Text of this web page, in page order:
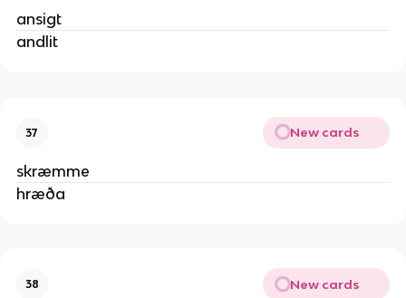
ansigt
andlit
37 New cards
skræmme
hræða
38 New cards